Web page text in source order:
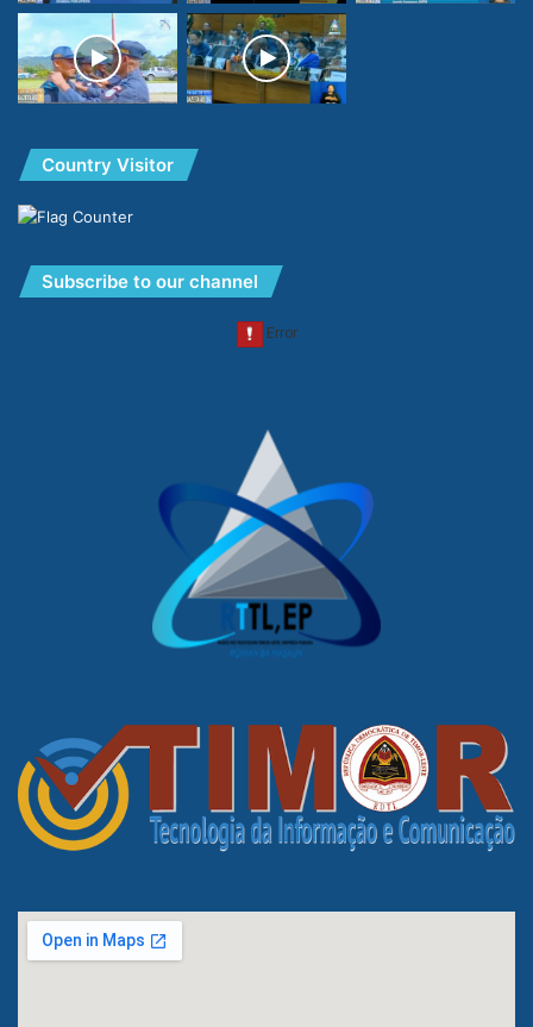
Country Visitor
Subscribe to our channel